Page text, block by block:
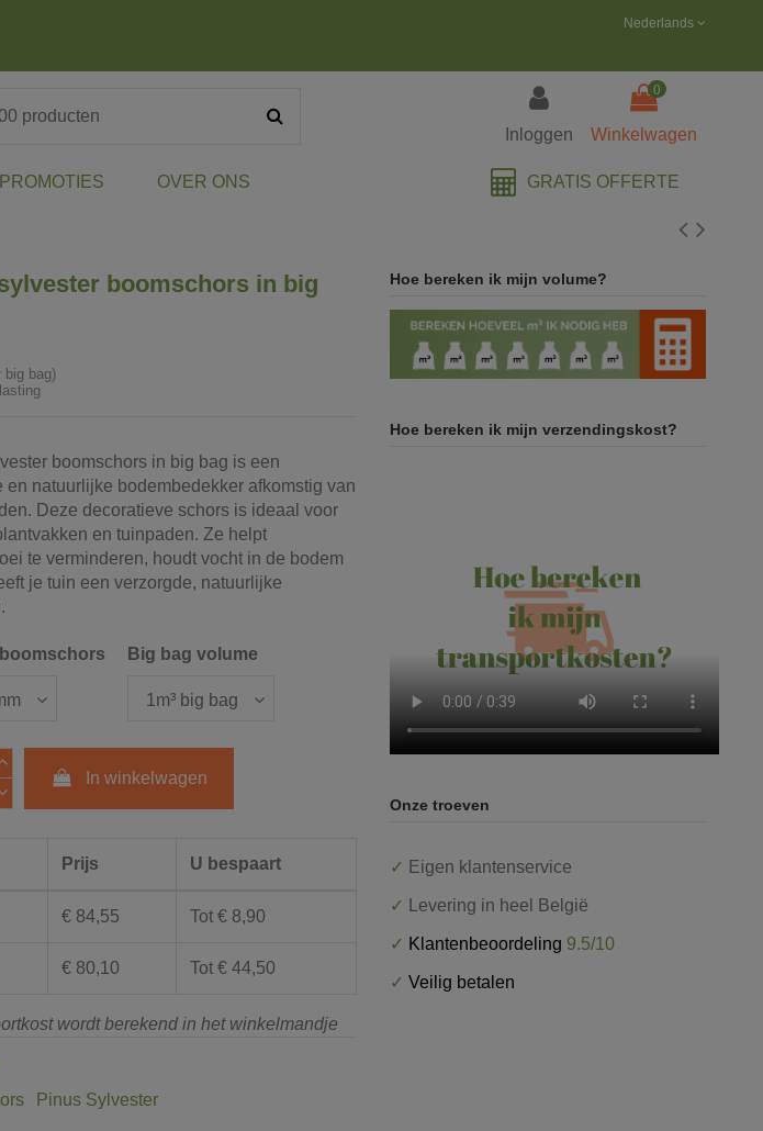
Nederlands
Inloggen
0
Winkelwagen
PROMOTIES OVER ONS GRATIS OFFERTE
boomschors in big
big bag)
boomschors in big bag is een
en natuurlijke bodembedekker afkomstigvan
den. Deze decoratieve schors is ideaalvoor
entuinpaden. Ze helpt
teverminderen, houdtvocht in de bodem
jetuin eenverzorgde, natuurlijke
Big bag volume
In winkelwagen
Prijs U bespaart
€ 84,55 Tot € 8,90
€ 80,10 Tot € 44,50
wordt berekend in het winkelmandje
Pinus Sylvester
Hoe bereken ik mijn volume?
Hoe bereken ik mijn verzendingskost?
Onze troeven
✓ Eigen klantenservice
✓ Levering in heel België
✓ Klantenbeoordeling 9.5/10
✓Veilig betalen